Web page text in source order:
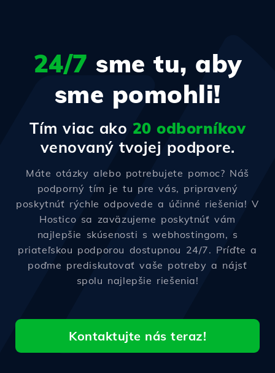
24/7 sme tu, aby
sme pomohli!
Tím viac ako 20 odborníkov
venovaný tvojej podpore.
Máte otázky alebo potrebujete pomoc? Náš
podporný tím je tu pre vás, pripravený
poskytnúť rýchle odpovede a účinné riešenia! V
Hostico sa zaväzujeme poskytnúť vám
najlepšie skúsenosti s webhostingom, s
priateľskou podporou dostupnou 24/7. Príďte a
poďme prediskutovať vaše potreby a nájsť
spolu najlepšie riešenia!
Kontaktujte nás teraz!